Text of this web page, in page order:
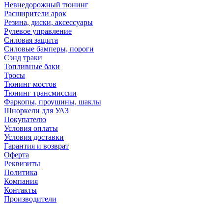
Невнедорожный тюнинг
Расширители арок
Резина, диски, аксессуары
Рулевое управление
Силовая защита
Силовые бамперы, пороги
Сэнд траки
Топливные баки
Тросы
Тюнинг мостов
Тюнинг трансмиссии
Фаркопы, проушины, шаклы
Шноркели для УАЗ
Покупателю
Условия оплаты
Условия доставки
Гарантия и возврат
Оферта
Реквизиты
Политика
Компания
Контакты
Производители